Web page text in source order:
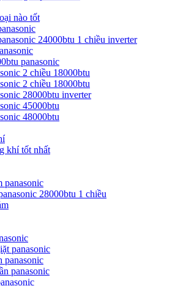
nào tốt
24000btu 1 chiều inverter
panasonic
2 chiều 18000btu
2 chiều 18000btu
28000btu inverter
45000btu
48000btu
khí tốt nhất
panasonic
28000btu 1 chiều
panasonic
panasonic
panasonic